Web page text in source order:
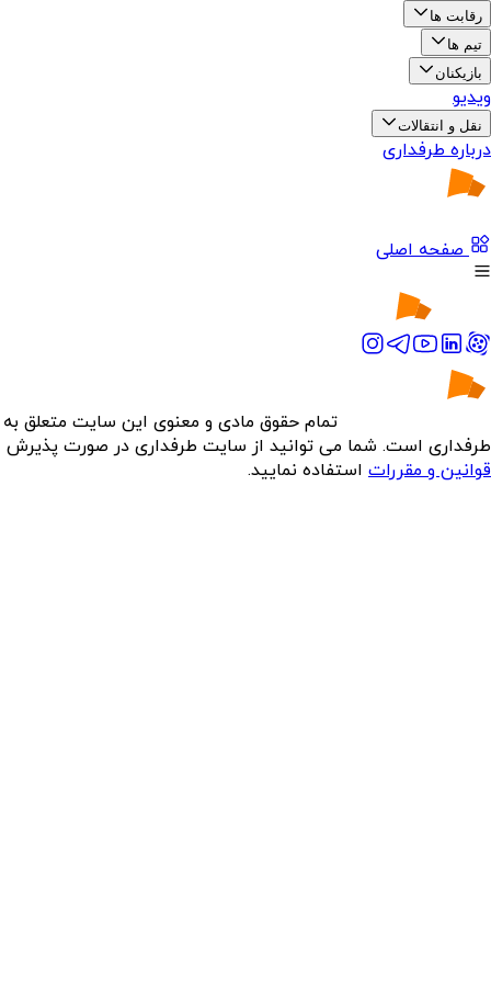
رقابت ها
تیم ها
بازیکنان
ویدیو
نقل و انتقالات
درباره طرفداری
صفحه اصلی
تمام حقوق مادی و معنوی این سایت متعلق به
طرفداری است. شما می توانید از سایت طرفداری در صورت پذیرش
قوانین و مقررات استفاده نمایید.